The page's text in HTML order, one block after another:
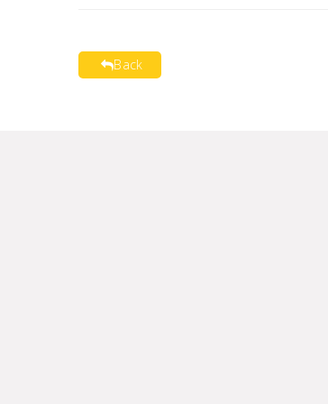
Back